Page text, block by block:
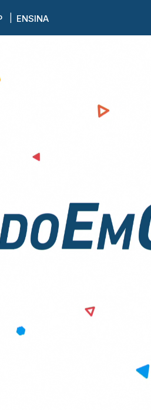
ENSINA